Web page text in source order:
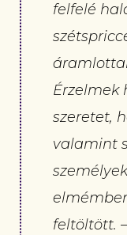
felfelé
Érzelmek
szeretet,
valamint
feltöltött.